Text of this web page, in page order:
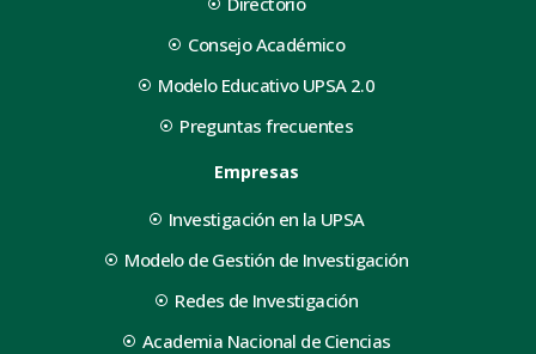
Consejo Académico
Modelo Educativo UPSA 2.0
Preguntas frecuentes
Empresas
Investigación en la UPSA
Modelo de Gestión de Investigación
Redes de Investigación
Academia Nacional de Ciencias